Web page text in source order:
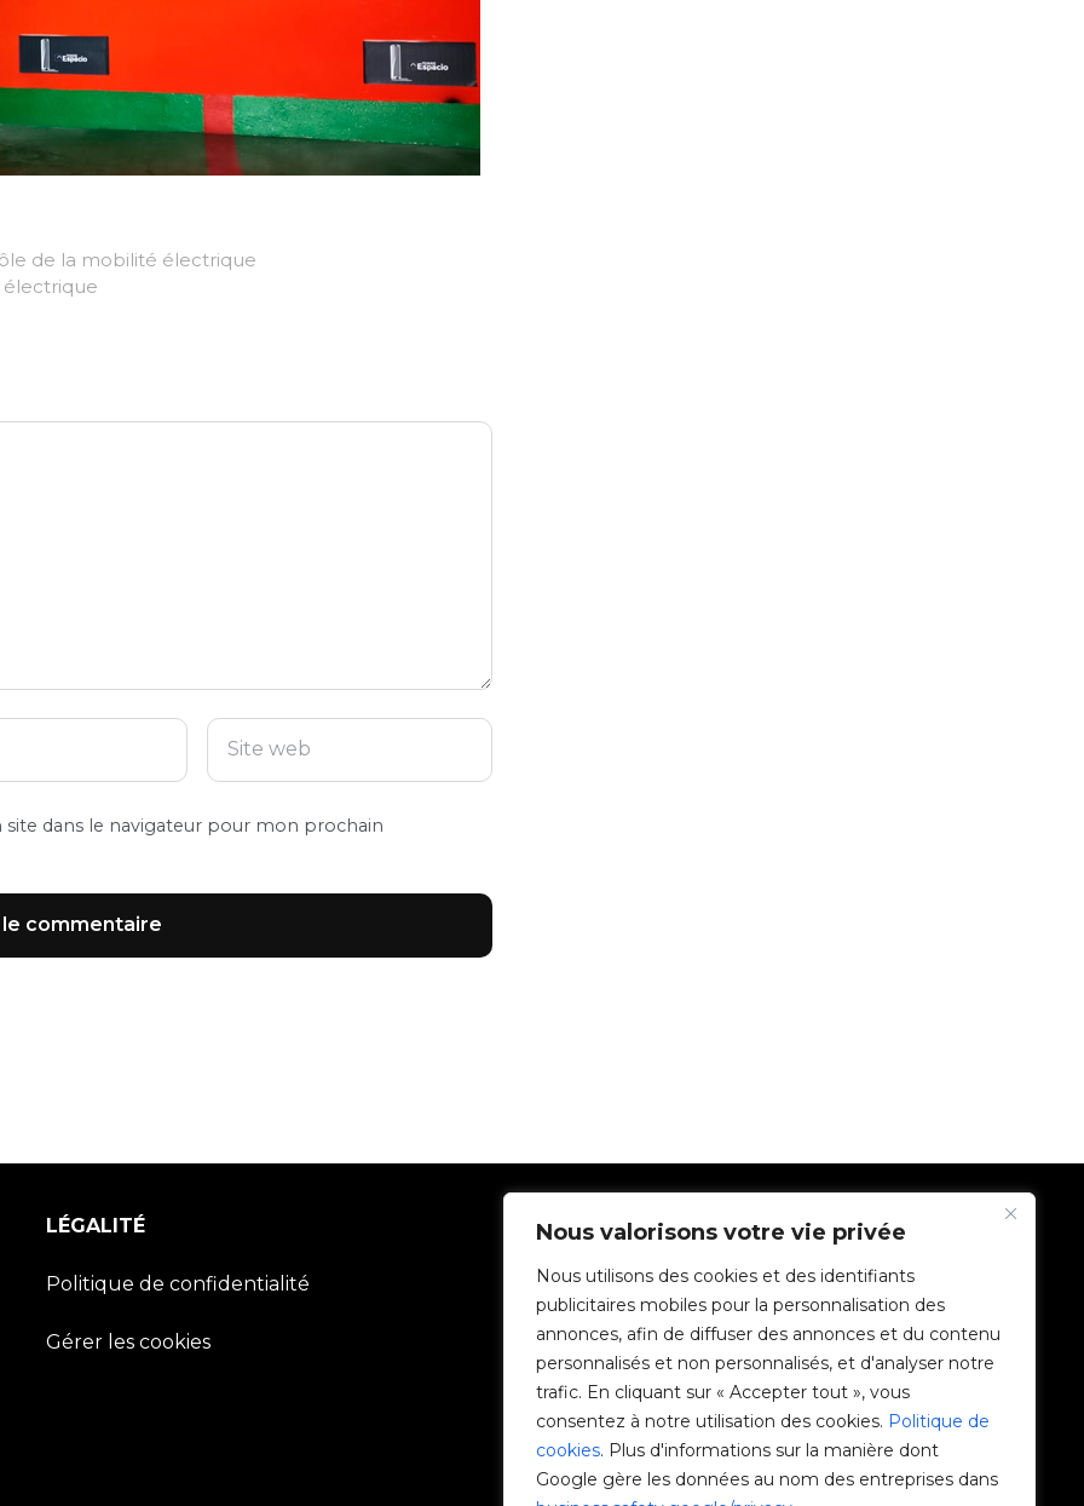
Nous valorisons votre vie privée
Nous utilisons des cookies et des identifiants
publicitaires mobiles pour la personnalisation des
annonces, afin de diffuser des annonces et du contenu
personnalisés et non personnalisés, et d'analyser notre
trafic. En cliquant sur « Accepter tout », vous
consentez à notre utilisation des cookies. Politique de
cookies. Plus d'informations sur la manière dont
Google gère les données au nom des entreprises dans
de la mobilité électrique
dans le navigateur pour mon prochain
LÉGALITÉ
Politique de confidentialité
Gérer les cookies
SOCIÉTÉ
Communauté V2C
e-Chargers
V2C Cloud
V2C Payments